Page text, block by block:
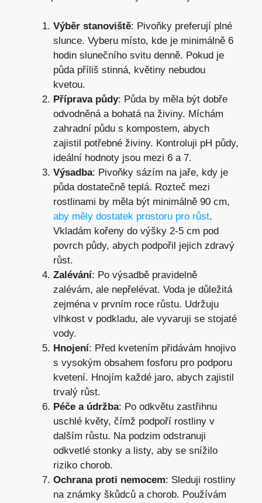
Výběr stanoviště: Pivoňky preferují plné
slunce. Vyberu místo, kde je minimálně 6
hodin slunečního svitu denně. Pokud je
půda příliš stinná, květiny nebudou
kvetou.
Příprava půdy: Půda by měla být dobře
odvodněná a bohatá na živiny. Míchám
zahradní půdu s kompostem, abych
zajistil potřebné živiny. Kontroluji pH půdy,
ideální hodnoty jsou mezi 6 a 7.
Výsadba: Pivoňky sázím na jaře, kdy je
půda dostatečně teplá. Rozteč mezi
rostlinami by měla být minimálně 90 cm,
aby měly dostatek prostoru pro růst.
Vkladám kořeny do výšky 2-5 cm pod
povrch půdy, abych podpořil jejich zdravý
růst.
Zalévání: Po výsadbě pravidelně
zalévám, ale nepřelévat. Voda je důležitá
zejména v prvním roce růstu. Udržuju
vlhkost v podkladu, ale vyvaruji se stojaté
vody.
Hnojení: Před kvetením přidávám hnojivo
s vysokým obsahem fosforu pro podporu
kvetení. Hnojím každé jaro, abych zajistil
trvalý růst.
Péče a údržba: Po odkvětu zastřihnu
uschlé květy, čímž podpoří rostliny v
dalším růstu. Na podzim odstranuji
odkvetlé stonky a listy, aby se snížilo
riziko chorob.
Ochrana proti nemocem: Sleduji rostliny
na známky škůdců a chorob. Používám